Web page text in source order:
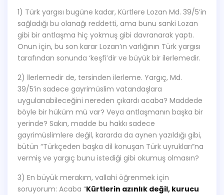
1) Türk yargısı bugüne kadar, Kürtlere Lozan Md. 39/5’in
sağladığı bu olanağı reddetti, ama bunu sanki Lozan
gibi bir antlaşma hiç yokmuş gibi davranarak yaptı.
Onun için, bu son karar Lozan’ın varlığının Türk yargısı
tarafından sonunda ‘keşfi’dir ve büyük bir ilerlemedir.
2) İlerlemedir de, tersinden ilerleme. Yargıç, Md.
39/5’in sadece gayrimüslim vatandaşlara
uygulanabileceğini nereden çıkardı acaba? Maddede
böyle bir hüküm mü var? Veya antlaşmanın başka bir
yerinde? Sakın, madde bu hakkı sadece
gayrimüslimlere değil, kararda da aynen yazıldığı gibi,
bütün “Türkçeden başka dil konuşan Türk uyrukları”na
vermiş ve yargıç bunu istediği gibi okumuş olmasın?
3) En büyük merakım, vallahi öğrenmek için
soruyorum: Acaba “Kürtlerin azınlık değil, kurucu